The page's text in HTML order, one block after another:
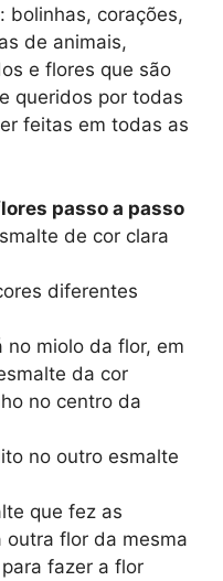
bolinhas, corações,
de animais,
e flores que são
queridos por todas
feitas em todas as
passo a passo
de cor clara
diferentes
no miolo da flor, em
da cor
no centro da
no outro esmalte
que fez as
flor da mesma
fazer a flor